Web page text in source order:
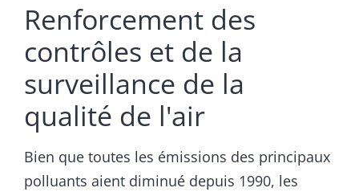
Renforcement des
contrôles et de la
surveillance de la
qualité de l'air
Bien que toutes les émissions des principaux
polluants aient diminué depuis 1990, les